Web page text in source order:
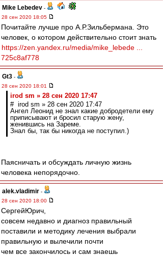
Mike Lebedev -
28 сен 2020 18:05
Почитайте лучше про А.Р.Зильбермана. Это
человек, о котором действительно стоит знать
https://zen.yandex.ru/media/mike_lebede ...
725c8af778
Gt3 -
28 сен 2020 18:01
irod sm » 28 сен 2020 17:47
# irod sm » 28 сен 2020 17:47
Ангел Леонид не знал какие добродетели ему
приписывают и бросил старую жену,
женившись на Зареме.
Знал бы, так бы никогда не поступил.)
Паясничать и обсуждать личную жизнь
человека непорядочно.
alek.vladimir -
28 сен 2020 18:00
СергейЮрич,
совсем недавно и диагноз правильный
поставили и методику лечения выбрали
правильную и вылечили почти
чем все закончилось и сам знаешь